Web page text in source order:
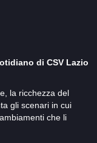
di CSV Lazio
la ricchezza del
gli scenari in cui
che li